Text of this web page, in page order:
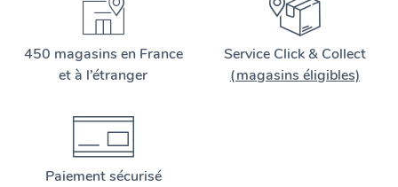
450 magasins en France
et à l’étranger
Service Click & Collect
(magasins éligibles)
Paiement sécurisé